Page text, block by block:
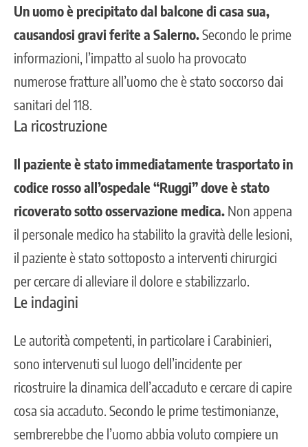
Un uomo è precipitato dal balcone di casa sua,
causandosi gravi ferite a Salerno.Secondo le prime
informazioni, l’impatto al suolo ha provocato
numerose fratture all’uomo che è stato soccorso dai
sanitari del 118.
La ricostruzione
Il paziente è stato immediatamente trasportato in
codice rosso all’ospedale “Ruggi” dove è stato
ricoverato sotto osservazione medica. Non appena
il personale medico ha stabilito la gravità delle lesioni,
il paziente è stato sottoposto a interventi chirurgici
per cercare di alleviare il dolore e stabilizzarlo.
Le indagini
Leautorità competenti, in particolare i Carabinieri,
sono intervenuti sul luogo dell’incidente per
ricostruire la dinamica dell’accaduto e cercare di capire
cosa sia accaduto. Secondo le prime testimonianze,
sembrerebbe che l’uomo abbia voluto compiere un